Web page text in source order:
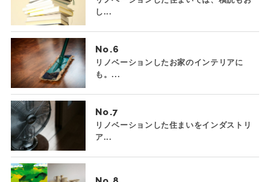
し...
No.
リノベーションしたお家のインテリアに
も。...
No.
リノベーションした住まいをインダストリ
ア...